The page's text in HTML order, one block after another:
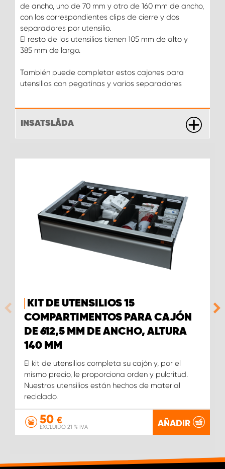
de ancho, uno de 70 mm y otro de 160 mm de ancho,
con los correspondientes clips de cierre y dos
separadores por utensilio.
El resto de los utensilios tienen 105 mm de alto y
385 mm de largo.
También puede completar estos cajones para
utensilios con pegatinas y varios separadores
INSATSLÅDA
KIT DE UTENSILIOS 15
COMPARTIMENTOS PARA CAJÓN
DE 612,5 MM DE ANCHO, ALTURA
140 MM
El kit de utensilios completa su cajón y, por el
mismo precio, le proporciona orden y pulcritud.
Nuestros utensilios están hechos de material
reciclado.
50 €
EXCLUIDO 21 % IVA AÑADIR